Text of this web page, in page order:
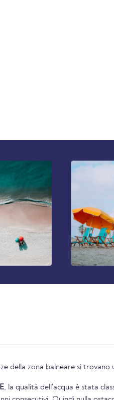
della zona balneare si
, la qualità dell'acqua è stata